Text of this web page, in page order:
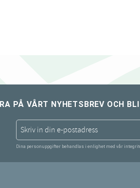
PÅ VÅRT NYHETSBREV OCH
Dina personuppgifter behandlas i enlighet med vår